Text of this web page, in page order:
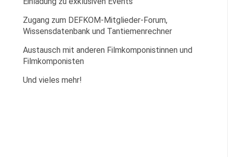
Zugang zum DEFKOM-Mitglieder-Forum,
Wissensdatenbank und Tantiemenrechner
Austausch mit anderen Filmkomponistinnen und
Filmkomponisten
Und vieles mehr!